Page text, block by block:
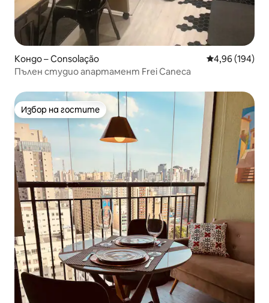
Кондо – Consolação Средна
4,96 (194)
Пълен студио апартамент Frei Caneca
Избор на гостите
Избор на гостите